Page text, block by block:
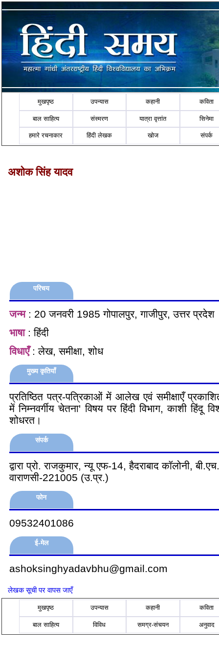
मुखपृष्ठ उपन्यास कहानी कविता
बाल साहित्य संस्मरण यात्रा वृत्तांत सिनेमा
हमारे रचनाकार हिंदी लेखक खोज संपर्क
अशोक सिंह यादव
परिचय
जन्म: 20 जनवरी 1985 गोपालपुर, गाजीपुर, उत्तर प्रदेश
भाषा: हिंदी
विधाएँ: लेख, समीक्षा, शोध
मुख्य कृतियाँ
प्रतिष्ठित पत्र-पत्रिकाओं में आलेख एवं समीक्षाएँ
में निम्नवर्गीय चेतना' विषय पर हिंदी विभाग, काशी हिंदू
शोधरत।
संपर्क
द्वारा प्रो. राजकुमार, न्यू एफ-14, हैदराबाद कॉलोनी,
वाराणसी-221005 (उ.प्र.)
फोन
09532401086
ई-मेल
ashoksinghyadavbhu@gmail.com
लेखक सूची पर वापस जाएँ
मुखपृष्ठ उपन्यास कहानी कविता
बाल साहित्य विविध समग्र-संचयन अनुवाद